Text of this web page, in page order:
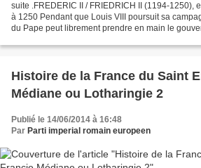
suite .FREDERIC II / FRIEDRICH II (1194-1250),
à 1250 Pendant que Louis VIII poursuit sa
du Pape peut librement prendre en main le
Histoire de la France du Saint
Médiane ou Lotharingie 2
Publié le 14/06/2014 à 16:48
Par Parti imperial romain europeen